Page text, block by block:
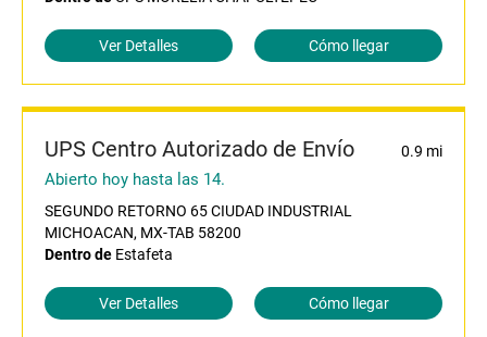
Ver Detalles Cómo llegar
UPS Centro Autorizado de Envío 0.9 mi
Abierto hoy hasta las 14.
SEGUNDO RETORNO 65 CIUDAD INDUSTRIAL
MICHOACAN, MX-TAB 58200
Dentro de Estafeta
Ver Detalles Cómo llegar